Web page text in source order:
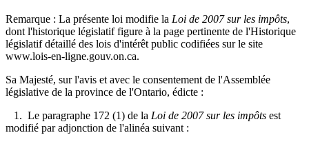
Remarque : La présente loi modifie la Loi de 2007 sur les impôts,
dont l'historique législatif figure à la page pertinente de l'Historique
législatif détaillé des lois d'intérêt public codifiées sur le site
www.lois-en-ligne.gouv.on.ca.
Sa Majesté, sur l'avis et avec le consentement de l'Assemblée
législative de la province de l'Ontario, édicte :
1. Le paragraphe 172 (1) de la Loi de 2007 sur les impôts est
modifié par adjonction de l'alinéa suivant :